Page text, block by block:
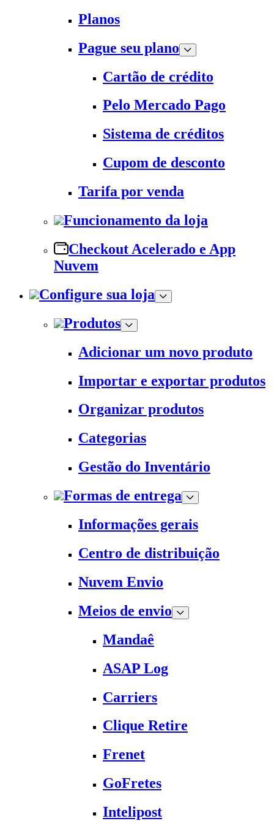
Planos
Pague seu plano
Cartão de crédito
Pelo Mercado Pago
Sistema de créditos
Cupom de desconto
Tarifa por venda
Funcionamento da loja
Checkout Acelerado e App
Nuvem
Configure sua loja
Produtos
Adicionar um novo produto
Importar e exportar produtos
Organizar produtos
Categorias
Gestão do Inventário
Formas de entrega
Informações gerais
Centro de distribuição
Nuvem Envio
Meios de envio
Mandaê
ASAP Log
Carriers
Clique Retire
Frenet
GoFretes
Intelipost